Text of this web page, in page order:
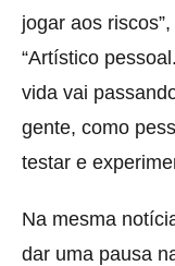
jogar aos
“Artístico
vida vai
gente, como
testar e
Na mesma
dar uma pausa